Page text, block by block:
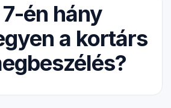
én hány
a kortárs